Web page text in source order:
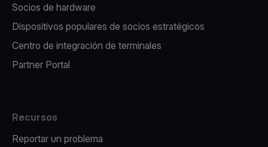
Socios de hardware
Dispositivos populares de socios estratégicos
Centro de integración de terminales
Partner Portal
Recursos
Reportar un problema